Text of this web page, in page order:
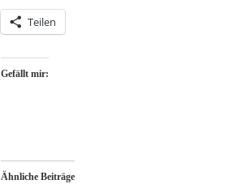
Teilen
Gefällt mir:
Ähnliche Beiträge